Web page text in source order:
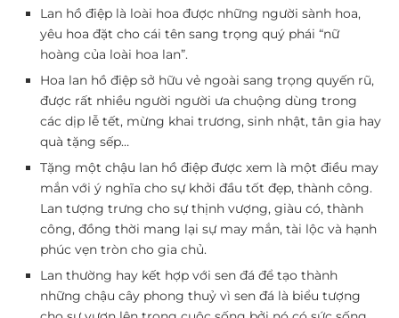
Lan hồ điệp là loài hoa được những người sành hoa,
yêu hoa đặt cho cái tên sang trọng quý phái “nữ
hoàng của loài hoa lan”.
Hoa lan hồ điệp sở hữu vẻ ngoài sang trọng quyến rũ,
được rất nhiều người người ưa chuộng dùng trong
các dịp lễ tết, mừng khai trương, sinh nhật, tân gia hay
quà tặng sếp…
Tặng một chậu lan hồ điệp được xem là một điều may
mắn với ý nghĩa cho sự khởi đầu tốt đẹp, thành công.
Lan tượng trưng cho sự thịnh vượng, giàu có, thành
công, đồng thời mang lại sự may mắn, tài lộc và hạnh
phúc vẹn tròn cho gia chủ.
Lan thường hay kết hợp với sen đá để tạo thành
những chậu cây phong thuỷ vì sen đá là biểu tượng